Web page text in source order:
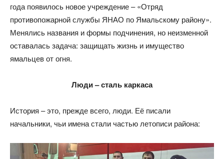
года появилось новое учреждение – «Отряд
противопожарной службы ЯНАО по Ямальскому району».
Менялись названия и формы подчинения, но неизменной
оставалась задача: защищать жизнь и имущество
ямальцев от огня.
Люди–сталь каркаса
История – это, прежде всего, люди. Её писали
начальники, чьи имена стали частью летописи района: